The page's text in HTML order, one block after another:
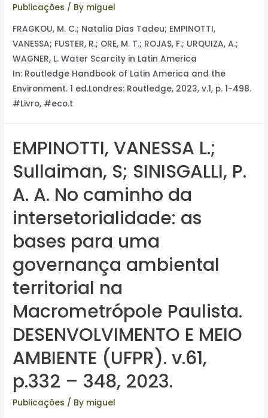
Publicações / By miguel
FRAGKOU, M. C.; Natalia Dias Tadeu; EMPINOTTI,
VANESSA; FUSTER, R.; ORE, M. T.; ROJAS, F.; URQUIZA, A.;
WAGNER, L. Water Scarcity in Latin America
In: Routledge Handbook of Latin America and the
Environment. 1 ed.Londres: Routledge, 2023, v.1, p. 1-498.
#Livro, #eco.t
EMPINOTTI, VANESSA L.;
Sullaiman, S; SINISGALLI, P.
A. A. No caminho da
intersetorialidade: as
bases para uma
governança ambiental
territorial na
Macrometrópole Paulista.
DESENVOLVIMENTO E MEIO
AMBIENTE (UFPR). v.61,
p.332 – 348, 2023.
Publicações / By miguel